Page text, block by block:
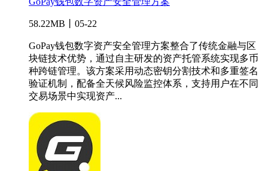
58.22MB丨05-22
GoPay钱包数字资产安全管理方案整合了传统金融与区
块链技术优势，通过自主研发的资产托管系统实现多币
种跨链管理。该方案采用动态密钥分割技术和多重签名
验证机制，配备全天候风险监控体系，支持用户在不同
交易场景中实现资产...